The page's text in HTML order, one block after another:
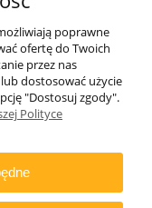
poprawne
ofertę do Twoich
przez nas
dostosować użycie
"Dostosuj zgody".
Polityce